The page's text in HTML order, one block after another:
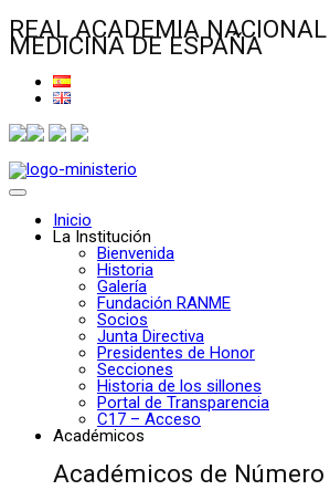
REAL ACADEMIA
MEDICINA DE ESPAÑA
Inicio
La Institución
Bienvenida
Historia
Galería
Fundación RANME
Socios
Junta Directiva
Presidentes de Honor
Secciones
Historia de los sillones
Portal de Transparencia
C17 – Acceso
Académicos
Académicos de Número